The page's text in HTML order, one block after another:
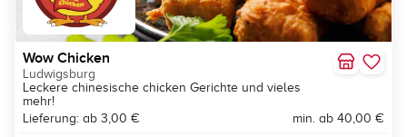
Wow Chicken
Ludwigsburg
Leckere chinesische chicken Gerichte und vieles
mehr!
Lieferung: ab 3,00 €
min. ab 40,00 €